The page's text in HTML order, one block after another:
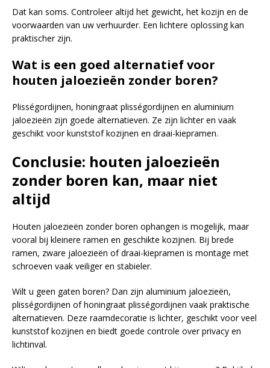
Dat kan soms. Controleer altijd het gewicht, het kozijn en de
voorwaarden van uw verhuurder. Een lichtere oplossing kan
praktischer zijn.
Wat is een goed alternatief voor
houten jaloezieën zonder boren?
Plisségordijnen, honingraat plisségordijnen en aluminium
jaloezieën zijn goede alternatieven. Ze zijn lichter en vaak
geschikt voor kunststof kozijnen en draai-kiepramen.
Conclusie: houten jaloezieën
zonder boren kan, maar niet
altijd
Houten jaloezieën zonder boren ophangen is mogelijk, maar
vooral bij kleinere ramen en geschikte kozijnen. Bij brede
ramen, zware jaloezieën of draai-kiepramen is montage met
schroeven vaak veiliger en stabieler.
Wilt u geen gaten boren? Dan zijn aluminium jaloezieën,
plisségordijnen of honingraat plisségordijnen vaak praktische
alternatieven. Deze raamdecoratie is lichter, geschikt voor veel
kunststof kozijnen en biedt goede controle over privacy en
lichtinval.